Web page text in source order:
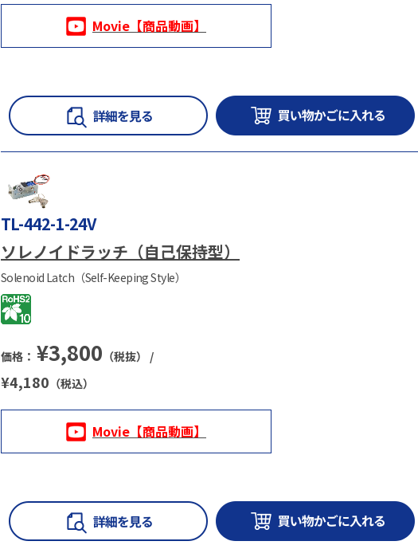
Movie【商品動画】
TL-442-1-24V
ソレノイドラッチ（自己保持型）
Solenoid Latch（Self-Keeping Style）
価格： ¥3,800 （税抜） /
¥4,180 （税込）
Movie【商品動画】